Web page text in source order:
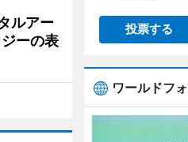
ルアー
ーの表
投票する
ワールドフ